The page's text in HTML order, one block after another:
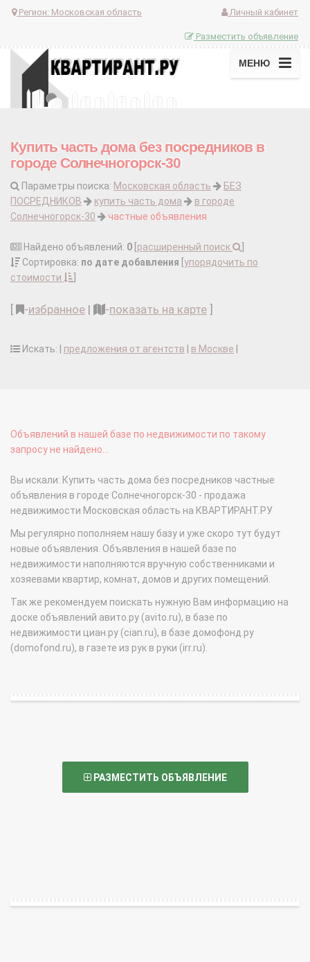
Регион: Московская область Личный кабинет
Разместить объявление
МЕНЮ
Купить часть дома без посредников в
городе Солнечногорск-30
Параметры поиска: Московская область
БЕЗ
ПОСРЕДНИКОВ
купить часть дома
в городе
Солнечногорск-30
частные объявления
Найдено объявлений: 0 расширенный поиск
Сортировка: по дате добавления упорядочить по
стоимости
-избранное | -показать на карте
Искать: | предложения от агентств в Москве
Объявлений в нашей базе по недвижимости по такому
запросу не найдено...
Вы искали: Купить часть дома без посредников частные
объявления в городе Солнечногорск-30 - продажа
недвижимости Московская область на КВАРТИРАНТ.РУ
Мы регулярно пополняем нашу базу и уже скоро тут будут
новые объявления. Объявления в нашей базе по
недвижимости наполняются вручную собственниками и
хозяевами квартир, комнат, домов и других помещений.
Так же рекомендуем поискать нужную Вам информацию на
доске объявлений авито.ру (avito.ru), в базе по
недвижимости циан.ру (cian.ru), в базе домофонд.ру
(domofond.ru), в газете из рук в руки (irr.ru).
РАЗМЕСТИТЬ ОБЪЯВЛЕНИЕ